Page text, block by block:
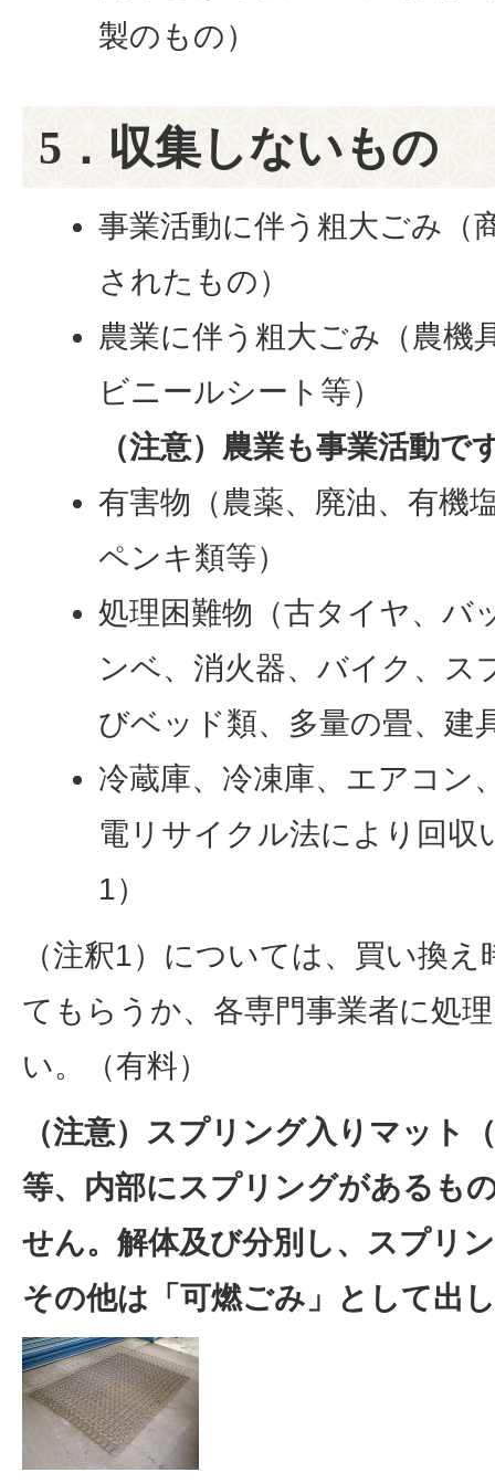
製のもの）
5．収集しないもの
事業活動に伴う粗大ごみ（
されたもの）
農業に伴う粗大ごみ（農機
ビニールシート等）
（注意）農業も事業活動で
有害物（農薬、廃油、有機
ペンキ類等）
処理困難物（古タイヤ、バ
ンベ、消火器、バイク、ス
びベッド類、多量の畳、建
冷蔵庫、冷凍庫、エアコン
電リサイクル法により回収
1）
（注釈1）については、買い換
てもらうか、各専門事業者に処
い。（有料）
（注意）スプリング入りマット
等、内部にスプリングがあるも
せん。解体及び分別し、スプリ
その他は「可燃ごみ」として出